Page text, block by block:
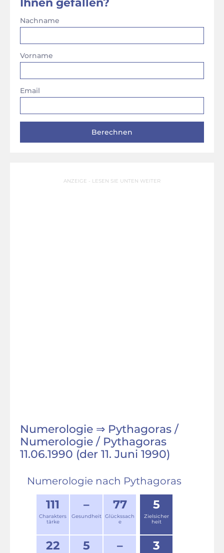
Ihnen gefallen?
Nachname
Vorname
Email
ANZEIGE - LESEN SIE UNTEN WEITER
Numerologie ⇒ Pythagoras /
Numerologie / Pythagoras
11.06.1990 (der 11. Juni 1990)
Numerologie nach Pythagoras
111
Charakters
tärke
–
Gesundheit
77
Glückssach
e
22 5 –
5
Zielsicher
heit
3